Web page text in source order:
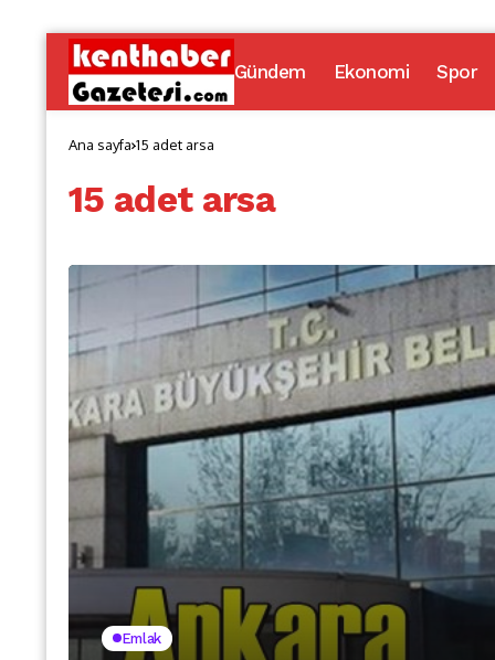
Gündem Ekonomi Spor
Ana sayfa 15 adet arsa
15 adet arsa
Emlak